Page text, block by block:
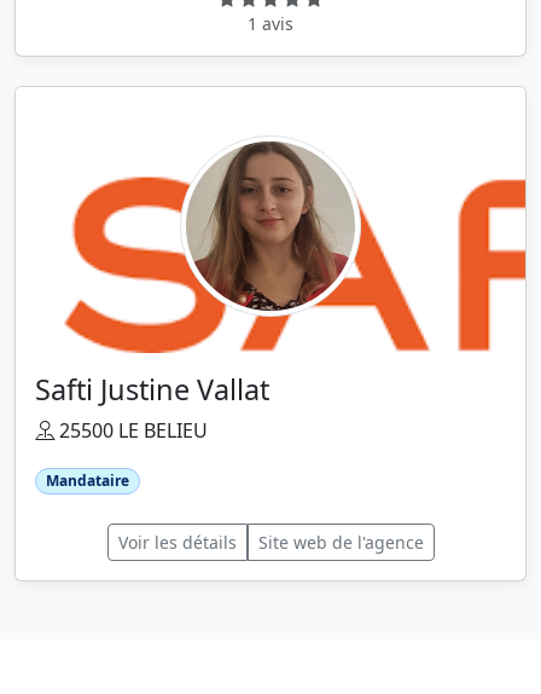
1 avis
Safti Justine Vallat
25500 LE BELIEU
Mandataire
Voir les détails Site web de l'agence